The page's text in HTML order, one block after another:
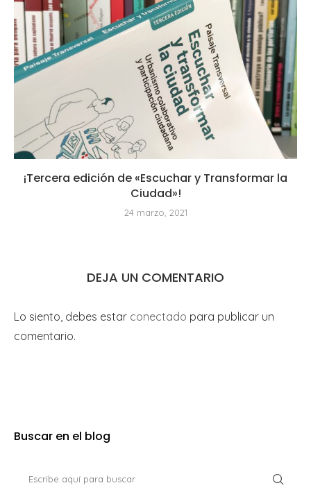
¡Tercera edición de «Escuchar y Transformar la
Ciudad»!
24 marzo, 2021
DEJA UN COMENTARIO
Lo siento, debes estar conectado para publicar un
comentario.
Buscar en el blog